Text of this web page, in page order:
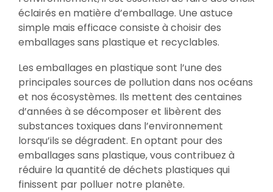
éclairés en matière d’emballage. Une astuce
simple mais efficace consiste à choisir des
emballages sans plastique et recyclables.
Les emballages en plastique sont l’une des
principales sources de pollution dans nos océans
et nos écosystèmes. Ils mettent des centaines
d’années à se décomposer et libèrent des
substances toxiques dans l’environnement
lorsqu’ils se dégradent. En optant pour des
emballages sans plastique, vous contribuez à
réduire la quantité de déchets plastiques qui
finissent par polluer notre planète.